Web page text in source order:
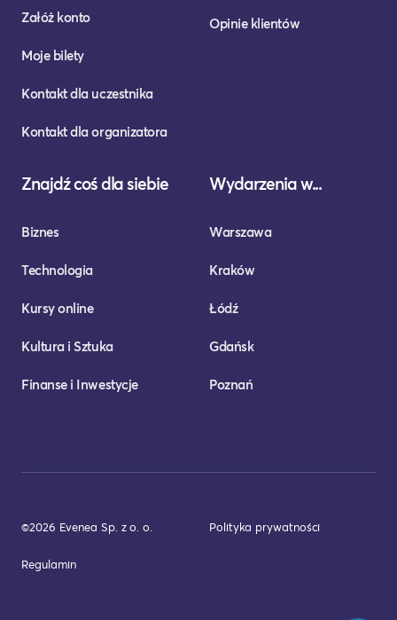
Załóż konto
Moje bilety
Kontakt dla uczestnika
Kontakt dla organizatora
Opinie klientów
Znajdź coś dla siebie
Biznes
Technologia
Kursy online
Kultura i Sztuka
Finanse i Inwestycje
Wydarzenia w...
Warszawa
Kraków
Łódź
Gdańsk
Poznań
©2026 Evenea Sp. z o. o. Polityka prywatności
Regulamin